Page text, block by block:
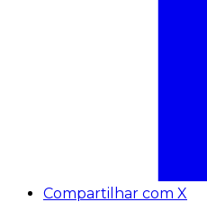
Compartilhar com X